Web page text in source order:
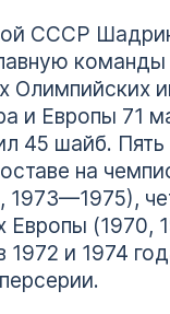
СССР
Олимпийских
и Европы 71
45 шайб. Пять
на
1973—1975),
Европы (1970,
и 1974